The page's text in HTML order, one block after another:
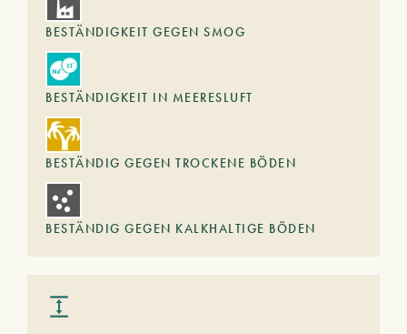
BESTÄNDIGKEIT GEGEN SMOG
BESTÄNDIGKEIT IN MEERESLUFT
BESTÄNDIG GEGEN TROCKENE BÖDEN
BESTÄNDIG GEGEN KALKHALTIGE BÖDEN